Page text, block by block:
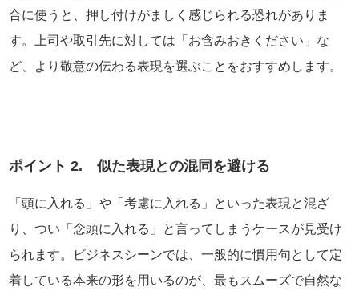
合に使うと、押し付けがましく感じられる恐れがありま
す。上司や取引先に対しては「お含みおきください」な
ど、より敬意の伝わる表現を選ぶことをおすすめします。
ポイント 2. 似た表現との混同を避ける
「頭に入れる」や「考慮に入れる」といった表現と混ざ
り、つい「念頭に入れる」と言ってしまうケースが見受け
られます。ビジネスシーンでは、一般的に慣用句として定
着している本来の形を用いるのが、最もスムーズで自然な